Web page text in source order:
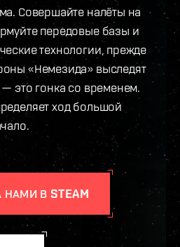
Совершайте налёты на
передовые базы и
технологии, прежде
«Немезида» выследят
это гонка со временем.
ход большой
В STEAM